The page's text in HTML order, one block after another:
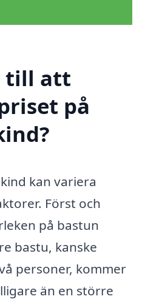
till att
på
kan variera
Först och
på bastun
bastu, kanske
personer, kommer
än en större